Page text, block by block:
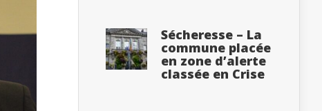
Sécheresse – La
commune placée
en zone d’alerte
classée en Crise